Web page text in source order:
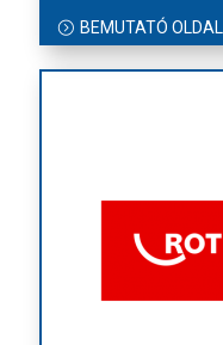
BEMUTATÓ OLDAL